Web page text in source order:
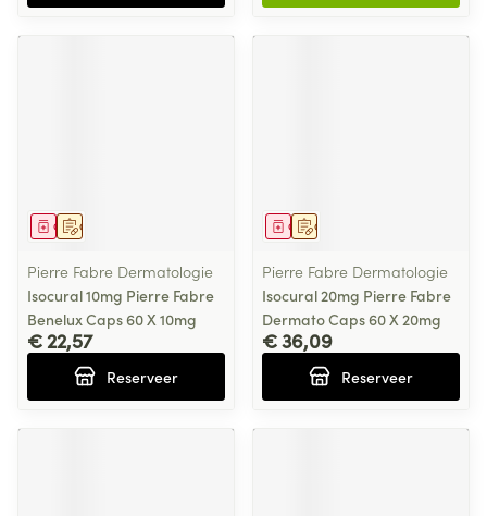
Op voorschrift
Geneesmiddel
Pierre Fabre Dermatologie
Isocural 10mg Pierre Fabre
Benelux Caps 60 X 10mg
€ 22,57
Reserveer
Op voorschrift
Geneesmiddel
Pierre Fabre Dermatologie
Isocural 20mg Pierre Fabre
Dermato Caps 60 X 20mg
€ 36,09
Reserveer